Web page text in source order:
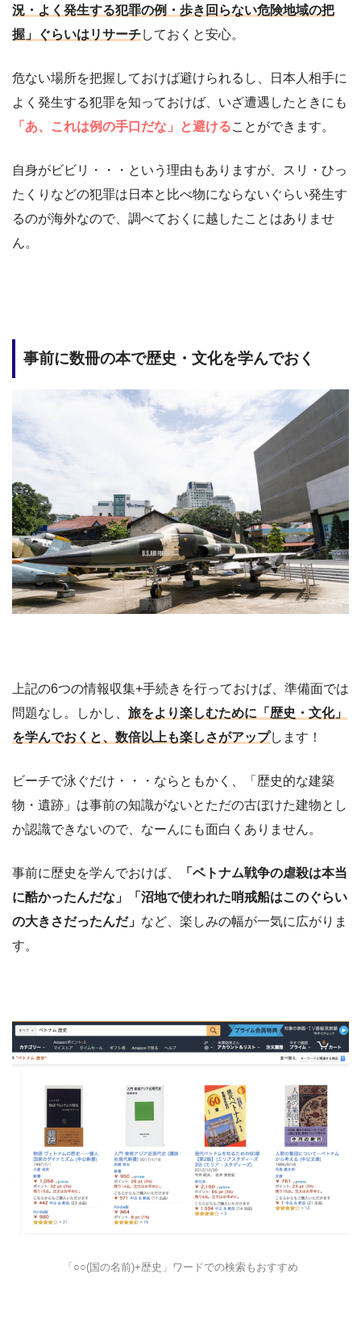
況・よく発生する犯罪の例・歩き回らない危険地域の把
握」ぐらいはリサーチしておくと安心。
危ない場所を把握しておけば避けられるし、日本人相手に
よく発生する犯罪を知っておけば、いざ遭遇したときにも
「あ、これは例の手口だな」と避けることができます。
自身がビビリ・・・という理由もありますが、スリ・ひっ
たくりなどの犯罪は日本と比べ物にならないぐらい発生す
るのが海外なので、調べておくに越したことはありませ
ん。
事前に数冊の本で歴史・文化を学んでおく
上記の6つの情報収集+手続きを行っておけば、準備面では
問題なし。しかし、 旅をより楽しむために「歴史・文化」
を学んでおくと、数倍以上も楽しさがアップします！
ビーチで泳ぐだけ・・・ならともかく、「歴史的な建築
物・遺跡」は事前の知識がないとただの古ぼけた建物とし
か認識できないので、なーんにも面白くありません。
事前に歴史を学んでおけば、
「ベトナム戦争の虐殺は本当
に酷かったんだな」「沼地で使われた哨戒船はこのぐらい
の大きさだったんだ」 など、楽しみの幅が一気に広がりま
す。
「○○(国の名前)+歴史」ワードでの検索もおすすめ